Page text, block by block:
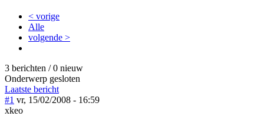
< vorige
Alle
volgende >
3 berichten / 0 nieuw
Onderwerp gesloten
Laatste bericht
#1 vr, 15/02/2008 - 16:59
xkeo